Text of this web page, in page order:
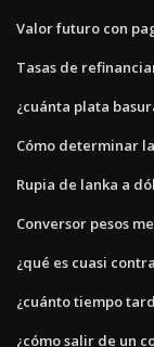
Valor futuro con
Tasas de
¿cuánta plata
Cómo determinar
Rupia de lanka a
Conversor pesos
¿qué es cuasi
¿cuánto tiempo
¿cómo salir de un